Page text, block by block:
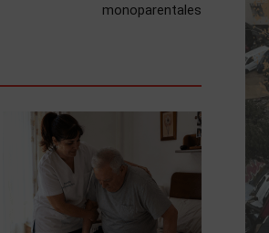
monoparentales